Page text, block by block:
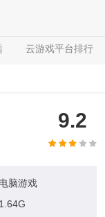
云游戏平台排行
9.2
电脑游戏
1.64G